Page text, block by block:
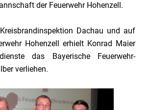
der Feuerwehr Hohenzell.
Dachau und auf
Hohenzell erhielt Konrad Maier
das Bayerische Feuerwehr-
verliehen.